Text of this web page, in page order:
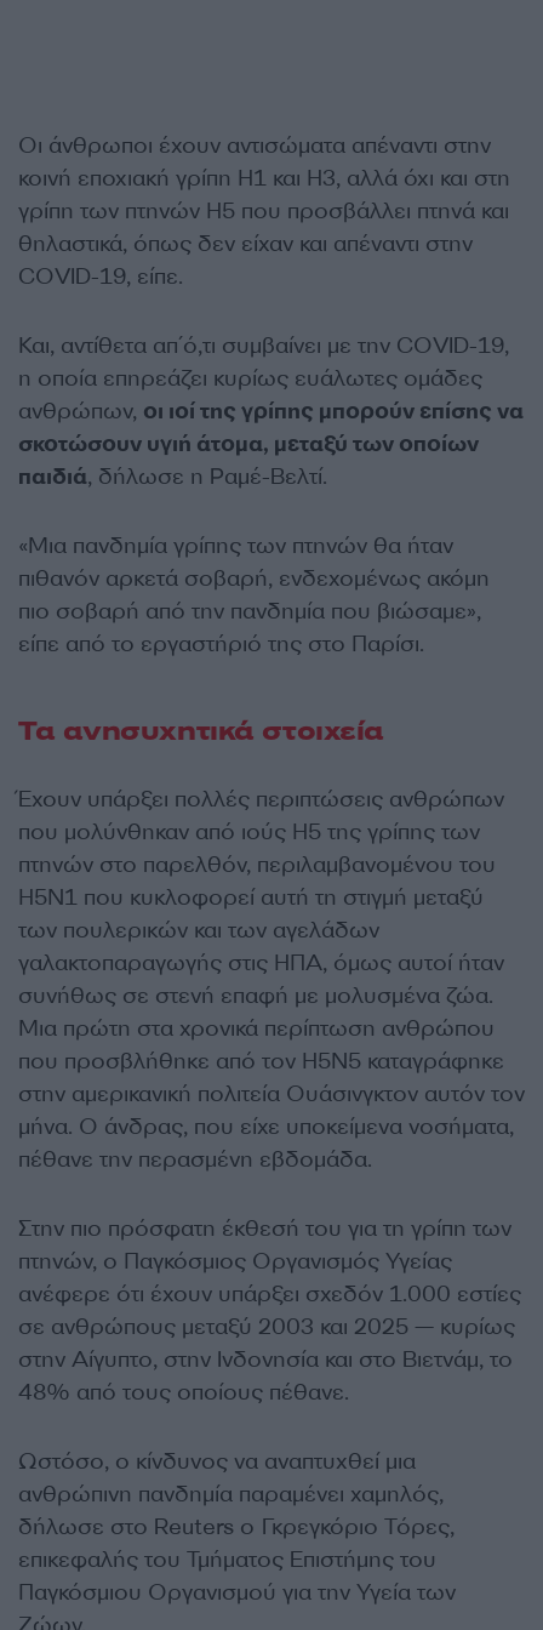
Οι άνθρωποι έχουν αντισώματα απέναντι στην
κοινή εποχιακή γρίπη H1 και Η3, αλλά όχι και στη
γρίπη των πτηνών H5 που προσβάλλει πτηνά και
θηλαστικά, όπως δεν είχαν και απέναντι στην
COVID-19, είπε.
Και, αντίθετα απ΄ό,τι συμβαίνει με την COVID-19,
η οποία επηρεάζει κυρίως ευάλωτες ομάδες
ανθρώπων, οι ιοί της γρίπης μπορούν επίσης να
σκοτώσουν υγιή άτομα, μεταξύ των οποίων
παιδιά, δήλωσε η Ραμέ-Βελτί.
«Μια πανδημία γρίπης των πτηνών θα ήταν
πιθανόν αρκετά σοβαρή, ενδεχομένως ακόμη
πιο σοβαρή από την πανδημία που βιώσαμε»,
είπε από το εργαστήριό της στο Παρίσι.
Τα ανησυχητικά στοιχεία
Έχουν υπάρξει πολλές περιπτώσεις ανθρώπων
που μολύνθηκαν από ιούς H5 της γρίπης των
πτηνών στο παρελθόν, περιλαμβανομένου του
H5N1 που κυκλοφορεί αυτή τη στιγμή μεταξύ
των πουλερικών και των αγελάδων
γαλακτοπαραγωγής στις ΗΠΑ, όμως αυτοί ήταν
συνήθως σε στενή επαφή με μολυσμένα ζώα.
Μια πρώτη στα χρονικά περίπτωση ανθρώπου
που προσβλήθηκε από τον H5N5 καταγράφηκε
στην αμερικανική πολιτεία Ουάσινγκτον αυτόν τον
μήνα. Ο άνδρας, που είχε υποκείμενα νοσήματα,
πέθανε την περασμένη εβδομάδα.
Στην πιο πρόσφατη έκθεσή του για τη γρίπη των
πτηνών, ο Παγκόσμιος Οργανισμός Υγείας
ανέφερε ότι έχουν υπάρξει σχεδόν 1.000 εστίες
σε ανθρώπους μεταξύ 2003 και 2025 — κυρίως
στην Αίγυπτο, στην Ινδονησία και στο Βιετνάμ, το
48% από τους οποίους πέθανε.
Ωστόσο, ο κίνδυνος να αναπτυχθεί μια
ανθρώπινη πανδημία παραμένει χαμηλός,
δήλωσε στο Reuters ο Γκρεγκόριο Τόρες,
επικεφαλής του Τμήματος Επιστήμης του
Παγκόσμιου Οργανισμού για την Υγεία των